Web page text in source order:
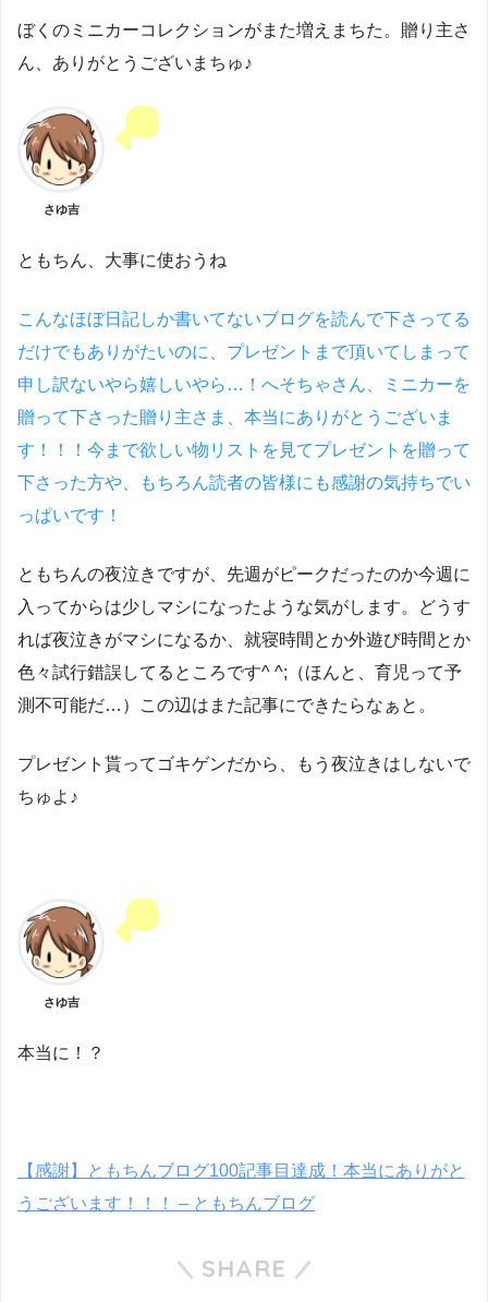
ぼくのミニカーコレクションがまた増えまちた。贈り主さ
ん、ありがとうございまちゅ♪
さゆ吉
ともちん、大事に使おうね
こんなほぼ日記しか書いてないブログを読んで下さってる
だけでもありがたいのに、プレゼントまで頂いてしまって
申し訳ないやら嬉しいやら…！へそちゃさん、ミニカーを
贈って下さった贈り主さま、本当にありがとうございま
す！！！今まで欲しい物リストを見てプレゼントを贈って
下さった方や、もちろん読者の皆様にも感謝の気持ちでい
っぱいです！
ともちんの夜泣きですが、先週がピークだったのか今週に
入ってからは少しマシになったような気がします。どうす
れば夜泣きがマシになるか、就寝時間とか外遊び時間とか
色々試行錯誤してるところです^ ^;（ほんと、育児って予
測不可能だ…）この辺はまた記事にできたらなぁと。
プレゼント貰ってゴキゲンだから、もう夜泣きはしないで
ちゅよ♪
さゆ吉
本当に！？
【感謝】ともちんブログ100記事目達成！本当にありがと
うございます！！！ – ともちんブログ
SHARE